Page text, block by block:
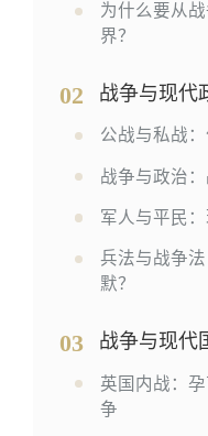
为什么要从
界？
02 战争与现代
公战与私战：
战争与政治
军人与平民
兵法与战争
默？
03 战争与现代
英国内战：
争